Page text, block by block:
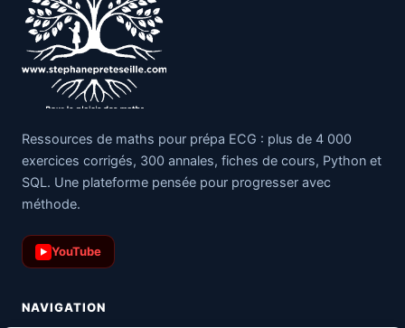
Ressources de maths pour prépa ECG : plus de 4 000
exercices corrigés, 300 annales, fiches de cours, Python et
SQL. Une plateforme pensée pour progresser avec
méthode.
▶ YouTube
NAVIGATION